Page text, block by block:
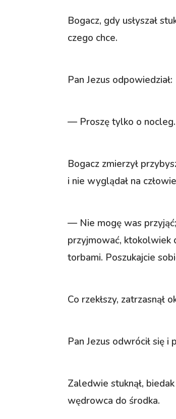
Bogacz, gdy usłyszał
czego chce.
Pan Jezus odpowiedział:
— Proszę tylko o nocleg.
Bogacz zmierzył
i nie wyglądał na
— Nie mogę was przyjąć;
przyjmować, ktokolwiek
torbami. Poszukajcie
Co rzekłszy, zatrzasnął
Pan Jezus odwrócił się i
Zaledwie stuknął,
wędrowca do środka.